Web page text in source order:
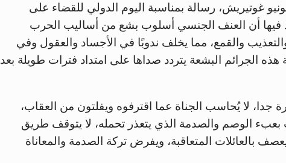
غوتيريش، رسالة بمناسبة اليوم الدولي للقضاء على
فيها أن العنف الجنسي أسلوب بشع من أساليب الحرب
والقمع، مما يخلف ندوبًا في الأجساد والعقول وفي
الجرائم البشعة يتردد صداها على امتداد فترات طويلة بعد
جدا، لا يُحاسب الجناة عما اقترفوه ويفلتون من العقاب،
بعبء الوصم والصدمة الذي يتعذر تحمله، لا يتوقف طريق
بالعائلات المتعاقبة، ويفرض تركة الصدمة والمعاناة